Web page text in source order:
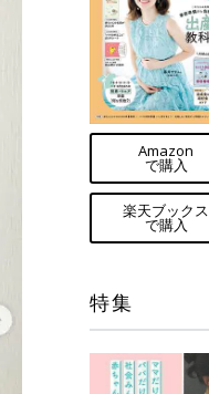
Amazon
で購入
楽天ブックス
で購入
特集